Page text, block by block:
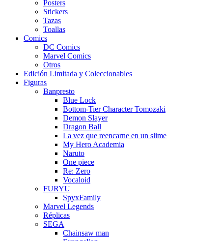
Posters
Stickers
Tazas
Toallas
Comics
DC Comics
Marvel Comics
Otros
Edición Limitada y Coleccionables
Figuras
Banpresto
Blue Lock
Bottom-Tier Character Tomozaki
Demon Slayer
Dragon Ball
La vez que reencarne en un slime
My Hero Academia
Naruto
One piece
Re: Zero
Vocaloid
FURYU
SpyxFamily
Marvel Legends
Réplicas
SEGA
Chainsaw man